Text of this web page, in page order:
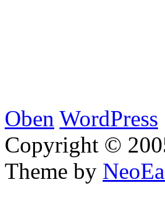
Oben WordPress
Copyright ©
Theme by